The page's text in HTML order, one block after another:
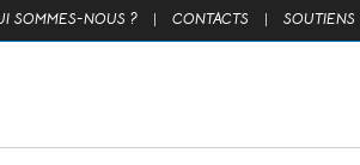
SOMMES-NOUS ? | CONTACTS | SOUTIENS